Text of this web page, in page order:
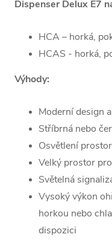
Dispenser Delux E7
HCA – horká,
HCAS - horká,
Výhody:
Moderní design
Stříbrná nebo
Osvětlení
Velký prostor
Světelná
Vysoký výkon
horkou nebo
dispozici